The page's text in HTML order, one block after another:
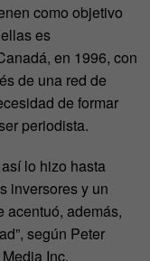
como objetivo
es
en 1996, con
de una red de
de formar
periodista.
lo hizo hasta
inversores y un
acentuó, además,
según Peter
Inc.